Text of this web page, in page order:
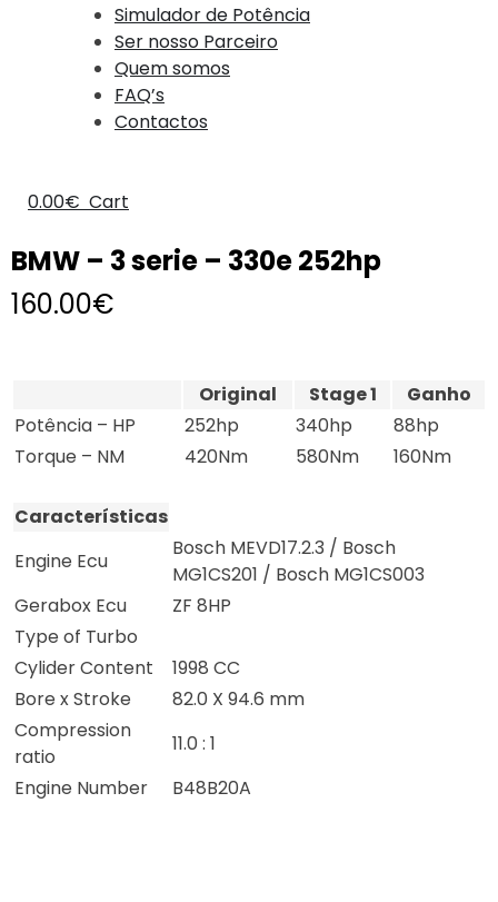
Simulador de Potência
Ser nosso Parceiro
Quem somos
FAQ’s
Contactos
0.00€ Cart
BMW – 3 serie – 330e 252hp
160.00€
Original Stage 1
Ganho
Potência – HP
252hp 340hp
88hp
Torque – NM
420Nm 580Nm 160Nm
Características
Engine Ecu
Bosch MEVD17.2.3 / Bosch
MG1CS201 / Bosch MG1CS003
Gerabox Ecu
ZF 8HP
Type of Turbo
Cylider Content
1998 CC
Bore x Stroke
82.0 X 94.6 mm
Compression
ratio
11.0 : 1
Engine Number
B48B20A